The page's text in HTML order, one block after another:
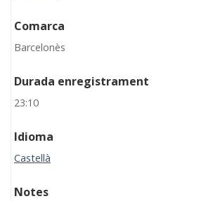
Comarca
Barcelonès
Durada enregistrament
23:10
Idioma
Castellà
Notes